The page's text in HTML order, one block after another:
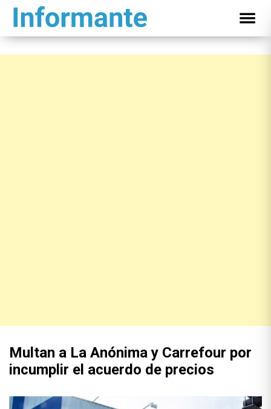
Multan a La Anónima y Carrefour por
incumplir el acuerdo de precios